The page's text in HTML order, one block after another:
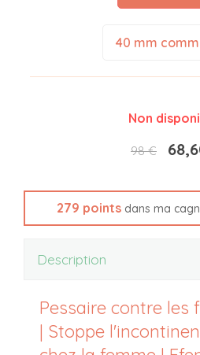
40 mm
Non
98 €
279 pointsdans ma
Description
Pessaire contre les
| Stoppe